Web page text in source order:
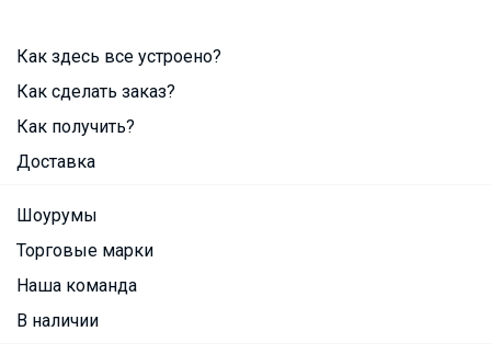
Как здесь все устроено?
Как сделать заказ?
Как получить?
Доставка
Шоурумы
Торговые марки
Наша команда
В наличии